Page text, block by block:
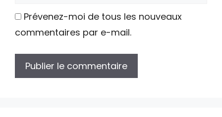
Prévenez-moi de tous les nouveaux
commentaires par e-mail.